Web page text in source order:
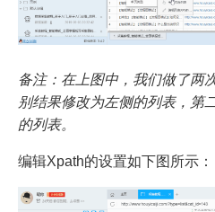
备注：在上图中，我们做了两
别结果修改为左侧的列表，第
的列表。
编辑Xpath的设置如下图所示：